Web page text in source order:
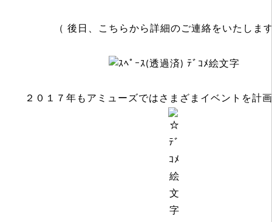
（ 後日、こちらから詳細のご連絡をいたしま
２０１７年もアミューズではさまざまイベントを計